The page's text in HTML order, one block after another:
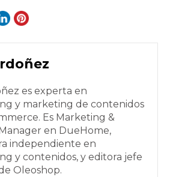
es experta en
y marketing de contenidos
Es Marketing &
en DueHome,
independiente en
y contenidos, y editora jefe
Oleoshop.